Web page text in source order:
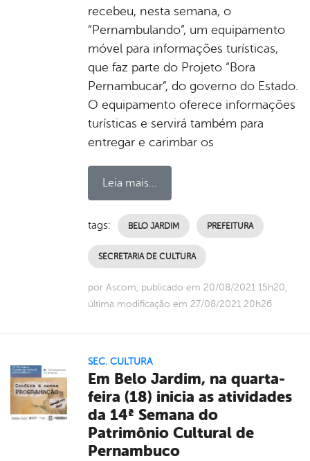
recebeu, nesta semana, o
“Pernambulando”, um equipamento
móvel para informações turísticas,
que faz parte do Projeto “Bora
Pernambucar”, do governo do Estado.
O equipamento oferece informações
turísticas e servirá também para
entregar e carimbar os
Leia mais...
tags: BELO JARDIM PREFEITURA
SECRETARIA DE CULTURA
por Ascom, publicado em 20/08/2021 15h20,
última modificação em 27/08/2021 20h26
SEC. CULTURA
Em Belo Jardim, na quarta-
feira (18) inicia as atividades
da 14ª Semana do
Patrimônio Cultural de
Pernambuco